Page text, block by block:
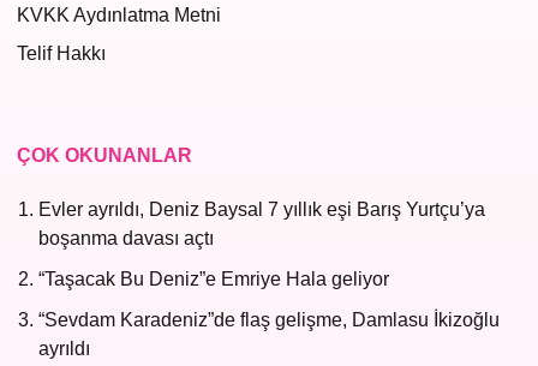
KVKK Aydınlatma Metni
Telif Hakkı
ÇOK OKUNANLAR
Evler ayrıldı, Deniz Baysal 7 yıllık eşi Barış Yurtçu’ya
boşanma davası açtı
“Taşacak Bu Deniz”e Emriye Hala geliyor
“Sevdam Karadeniz”de flaş gelişme, Damlasu İkizoğlu
ayrıldı